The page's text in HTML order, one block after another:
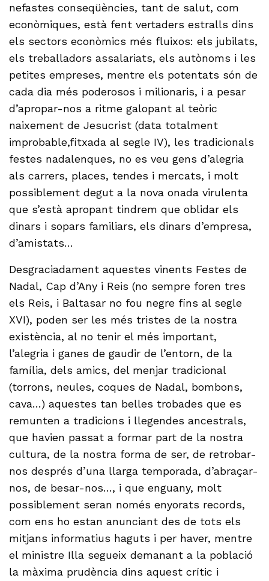
nefastes conseqüències, tant de salut, com
econòmiques, està fent vertaders estralls dins
els sectors econòmics més fluixos: els jubilats,
els treballadors assalariats, els autònoms i les
petites empreses, mentre els potentats són de
cada dia més poderosos i milionaris, i a pesar
d’apropar-nos a ritme galopant al teòric
naixement de Jesucrist (data totalment
improbable,fitxada al segle IV), les tradicionals
festes nadalenques, no es veu gens d’alegria
als carrers, places, tendes i mercats, i molt
possiblement degut a la nova onada virulenta
que s’està apropant tindrem que oblidar els
dinars i sopars familiars, els dinars d’empresa,
d’amistats…
Desgraciadament aquestes vinents Festes de
Nadal, Cap d’Any i Reis (no sempre foren tres
els Reis, i Baltasar no fou negre fins al segle
XVI), poden ser les més tristes de la nostra
existència, al no tenir el més important,
l’alegria i ganes de gaudir de l’entorn, de la
família, dels amics, del menjar tradicional
(torrons, neules, coques de Nadal, bombons,
cava…) aquestes tan belles trobades que es
remunten a tradicions i llegendes ancestrals,
que havien passat a formar part de la nostra
cultura, de la nostra forma de ser, de retrobar-
nos després d’una llarga temporada, d’abraçar-
nos, de besar-nos…, i que enguany, molt
possiblement seran només enyorats records,
com ens ho estan anunciant des de tots els
mitjans informatius haguts i per haver, mentre
el ministre Illa segueix demanant a la població
la màxima prudència dins aquest crític i